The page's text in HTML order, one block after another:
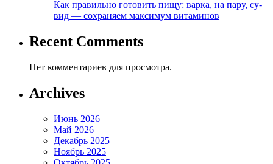
Как правильно готовить пищу: варка, на пару, су-
вид — сохраняем максимум витаминов
Recent Comments
Нет комментариев для просмотра.
Archives
Июнь 2026
Май 2026
Декабрь 2025
Ноябрь 2025